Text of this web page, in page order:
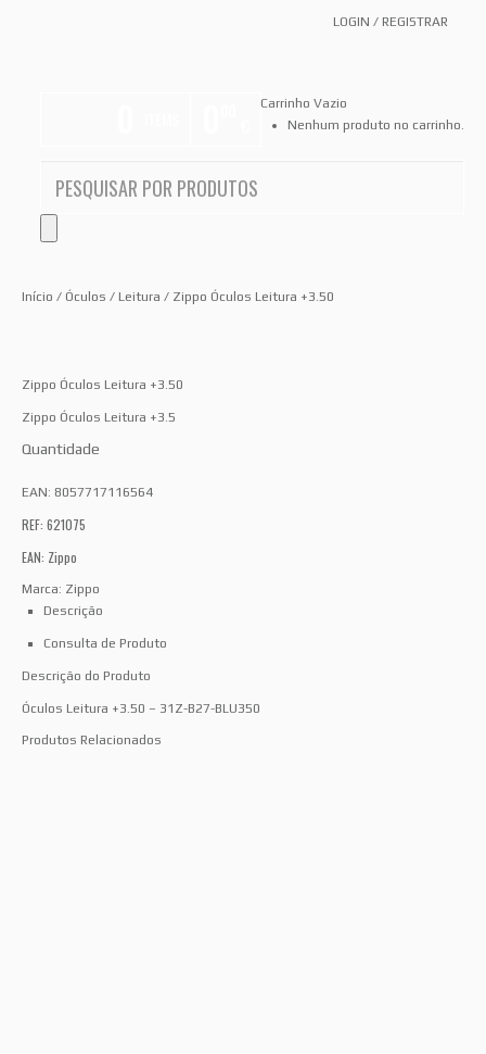
LOGIN / REGISTRAR
Carrinho Vazio
Nenhum produto no carrinho.
Início / Óculos / Leitura / Zippo Óculos Leitura +3.50
Zippo Óculos Leitura +3.50
Zippo Óculos Leitura +3.5
Quantidade
EAN: 8057717116564
REF: 621075
EAN: Zippo
Marca: Zippo
Descrição
Consulta de Produto
Descrição do Produto
Óculos Leitura +3.50 – 31Z-B27-BLU350
Produtos Relacionados